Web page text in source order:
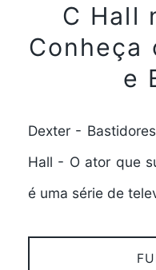
C Hall
Conheça
e
Dexter -
Hall - O ator que
é uma série de